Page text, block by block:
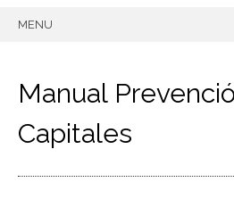
MENU
Manual
Capitales